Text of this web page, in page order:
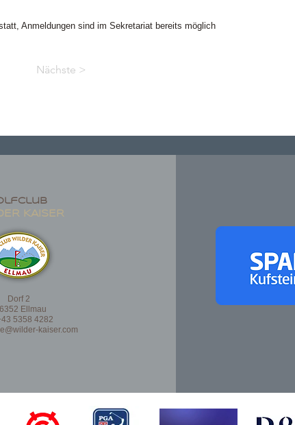
Anmeldungen sind im Sekretariat bereits möglich
Nächste >
KAISER
Dorf 2
Ellmau
5358 4282
kaiser.com